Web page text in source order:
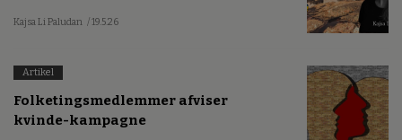
Kajsa Li Paludan / 19.5.26
Artikel
Folketingsmedlemmer afviser
kvinde-kampagne